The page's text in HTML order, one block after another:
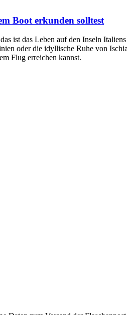
Boot erkunden solltest
ist das Leben auf den Inseln
oder die idyllische Ruhe von
Flug erreichen kannst.